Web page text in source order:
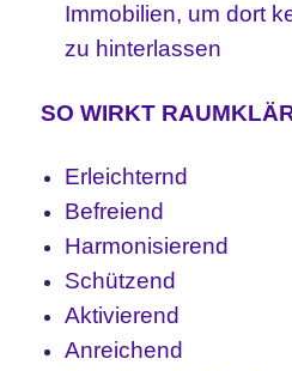
Immobilien, um dort
zu hinterlassen
SO WIRKT
Erleichternd
Befreiend
Harmonisierend
Schützend
Aktivierend
Anreichend